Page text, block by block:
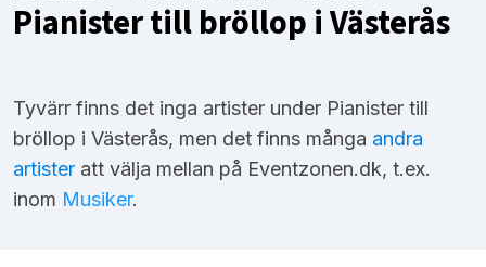
Pianister till bröllop i Västerås
Tyvärr finns det inga artister under Pianister till
bröllop i Västerås, men det finns många andra
artister att välja mellan på Eventzonen.dk, t.ex.
inom Musiker.